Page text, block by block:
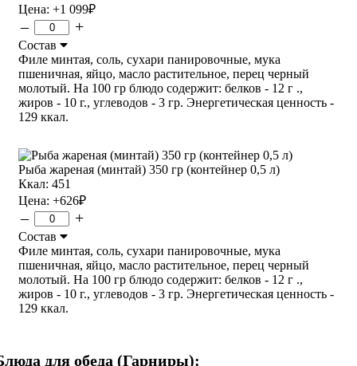
Цена: +1 099₽
– +
Состав
Филе минтая, соль, сухари панировочные, мука
пшеничная, яйцо, масло растительное, перец черный
молотый. На 100 гр блюдо содержит: белков - 12 г .,
жиров - 10 г., углеводов - 3 гр. Энергетическая ценность -
129 ккал.
Рыба жареная (минтай) 350 гр (контейнер 0,5 л)
Ккал: 451
Цена: +626₽
– +
Состав
Филе минтая, соль, сухари панировочные, мука
пшеничная, яйцо, масло растительное, перец черный
молотый. На 100 гр блюдо содержит: белков - 12 г .,
жиров - 10 г., углеводов - 3 гр. Энергетическая ценность -
129 ккал.
для обеда (Гарниры):